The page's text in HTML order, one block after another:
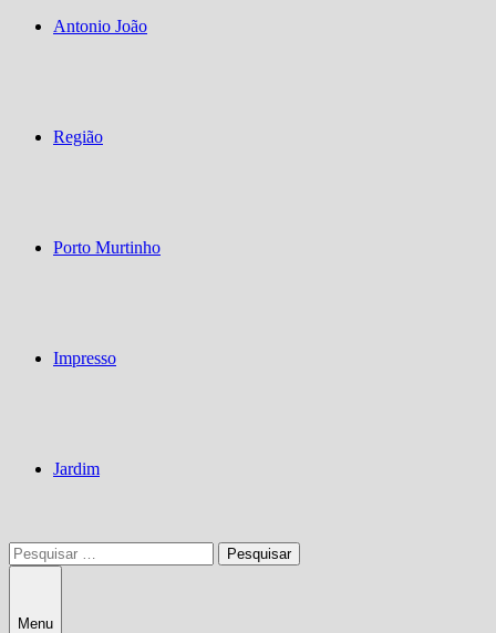
Antonio João
Região
Porto Murtinho
Impresso
Jardim
Pesquisar
por:
Menu